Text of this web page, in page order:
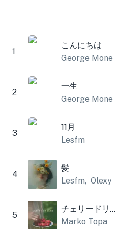
1
こんにちは
George Mone
2
一生
George Mone
3
11月
Lesfm
4
髪
Lesfm, Olexy
5
チェリードリームス
Marko Topa